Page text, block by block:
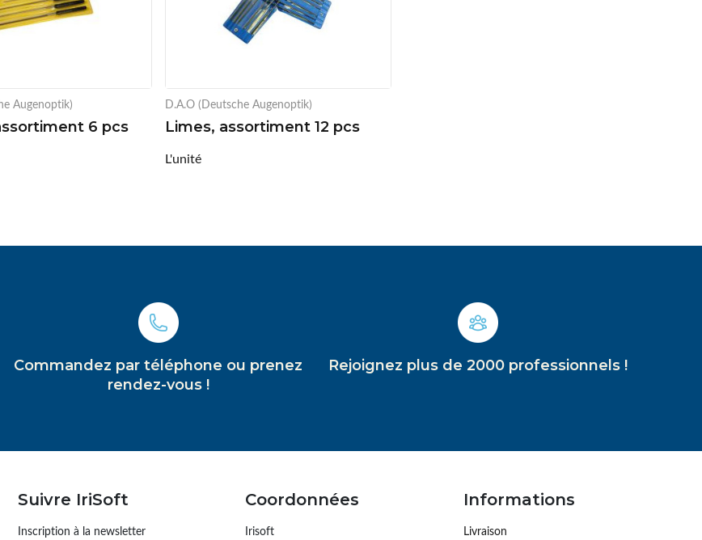
Augenoptik)
6 pcs
D.A.O (Deutsche Augenoptik)
Limes, assortiment 12 pcs
L'unité
Commandez par téléphone ou prenez
rendez-vous !
Rejoignez plus de 2000 professionnels !
Suivre IriSoft
Inscription à la newsletter
Coordonnées
Irisoft
Informations
Livraison